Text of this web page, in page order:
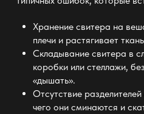
Хранение свитера на
плечи и растягивает
Складывание свитера в
коробки или стеллажи,
«дышать».
Отсутствие
чего они сминаются и